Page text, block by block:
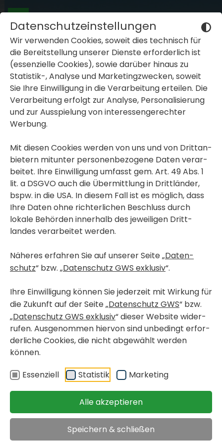
Datenschutzeinstellungen
Wir verwenden Cookies, soweit dies tech­nisch für
die Bereit­stel­lung unserer Dienste erfor­der­lich ist
(essen­zi­elle Cookies), sowie darüber hinaus zu
Statistik-, Analyse und Marke­ting­zwe­cken, soweit
Sie Ihre Einwil­li­gung in die Verar­bei­tung erteilen. Die
Verar­bei­tung erfolgt zur Analyse, Perso­na­li­sie­rung
und zur Ausspie­lung von inter­es­sen­ge­rechter
Werbung.
Mit diesen Cookies werden von uns und von Dritt­an­
bie­tern mitunter perso­nen­be­zo­gene Daten verar­
beitet. Ihre Einwil­li­gung umfasst gem. Art. 49 Abs. 1
lit. a DSGVO auch die Übermitt­lung in Dritt­länder,
bspw. in die USA. In diesem Fall ist es möglich, dass
Ihre Daten ohne rich­ter­li­chen Beschluss durch
lokale Behörden inner­halb des jewei­ligen Dritt­
landes verar­beitet werden.
Näheres erfahren Sie auf unserer Seite „Daten­
schutz“ bzw. „Daten­schutz GWS exklusiv“.
Ihre Einwil­li­gung können Sie jeder­zeit mit Wirkung für
die Zukunft auf der Seite „Daten­schutz GWS“ bzw.
„Daten­schutz GWS exklusiv“ dieser Website wider­
rufen. Ausge­nommen hiervon sind unbe­dingt erfor­
der­liche Cookies, die nicht abge­wählt werden
können.
Essen­ziell
Statistik Marke­ting
Alle akzeptieren
Speichern & schließen
oder ausblenden
oder ausblenden
oder ausblenden
< Wohn­pro­jekte in Bau
GRAZ, GRIES
Karlau­er­straße 57 / 206
geför­derte Miet­woh­nung mit Kauf­op­tion
< zurück
Objekt merken
€ 922,70